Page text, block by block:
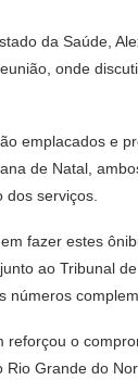
da Saúde,
onde
emplacados e
de Natal,
dos serviços.
fazer estes
ao Tribunal
números
reforçou o
Grande do